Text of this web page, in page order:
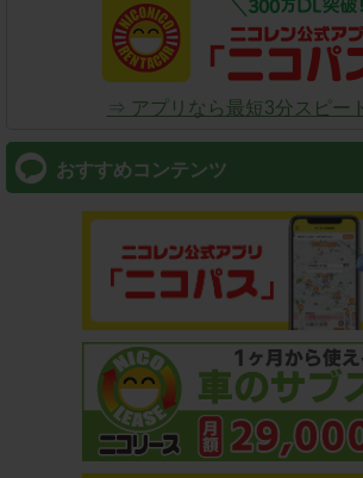
⇒ アプリなら最短3分スピー
おすすめコンテンツ